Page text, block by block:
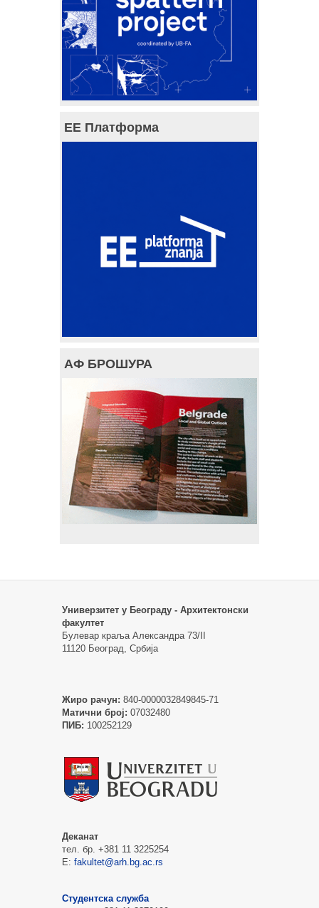
ЕЕ Платформа
АФ БРОШУРА
Универзитет у Београду - Архитектонски
факултет
Булевар краља Александра 73/II
11120 Београд, Србија
Жиро рачун: 840-0000032849845-71
Матични број: 07032480
ПИБ: 100252129
Деканат
тел. бр. +381 11 3225254
Е: fakultet@arh.bg.ac.rs
Студентска служба